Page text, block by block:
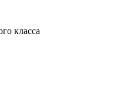
класса